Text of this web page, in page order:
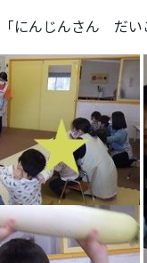
にんじんさん だ